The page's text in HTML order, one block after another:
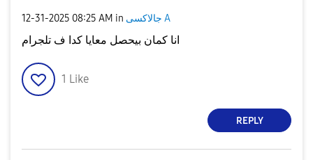
‎12-31-2025 08:25 AM in جالاكسى A
انا كمان بيحصل معايا كدا ف تلجرام
1 Like
REPLY